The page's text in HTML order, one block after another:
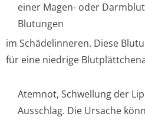
einer Magen- oder
Blutungen
im Schädelinneren. Diese
für eine niedrige
Atemnot, Schwellung der
Ausschlag. Die Ursache